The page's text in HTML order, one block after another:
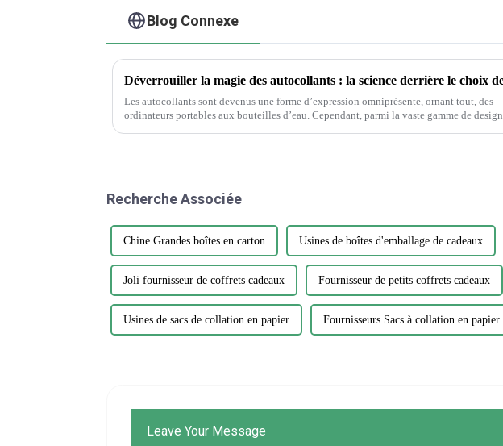
Blog Connexe
Les autocollants sont devenus une forme d’expression omniprésente, ornant tout, des
ordinateurs portables aux bouteilles d’eau. Cependant, parmi la vaste gamme de designs et
Recherche Associée
Chine Grandes boîtes en carton Usines de boîtes d'emballage de cadeaux
Joli fournisseur de coffrets cadeaux Fournisseur de petits coffrets cadeaux
Usines de sacs de collation en papier Fournisseurs Sacs à collation en papier
Leave Your Message